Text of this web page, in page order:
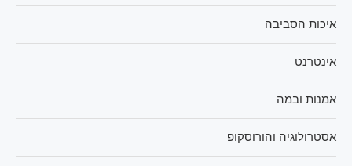
איכות הסביבה
אינטרנט
אמנות ובמה
אסטרולוגיה והורוסקופ